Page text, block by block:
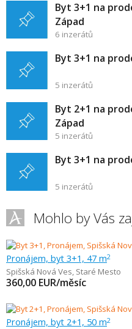
Byt 3+1 na
Západ
6 inzerátů
Byt 3+1 na
5 inzerátů
Byt 2+1 na
Západ
5 inzerátů
Byt 3+1 na
5 inzerátů
Mohlo by Vás
Pronájem, byt 3+1, 47 m2
Spišská Nová Ves, Staré Mesto
360,00 EUR/měsíc
Pronájem, byt 2+1, 50 m2